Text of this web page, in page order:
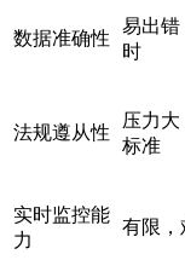
数据准确性
易出错
时
法规遵从性
压力大
标准
实时监控能
力
有限，